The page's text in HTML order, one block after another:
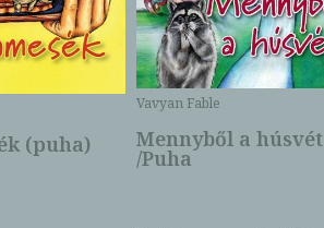
(puha)
Vavyan Fable
Mennyből a húsvét
/Puha